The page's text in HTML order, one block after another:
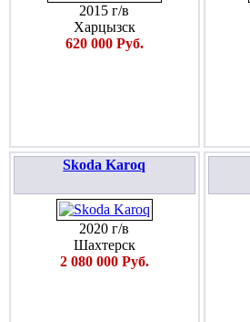
2015 г/в
Харцызск
620 000 Руб.
Skoda Karoq
2020 г/в
Шахтерск
2 080 000 Руб.